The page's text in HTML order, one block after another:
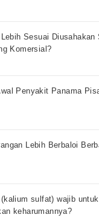
Sesuai Diusahakan
Komersial?
Penyakit Panama
Lebih Berbaloi
sulfat) wajib
keharumannya?